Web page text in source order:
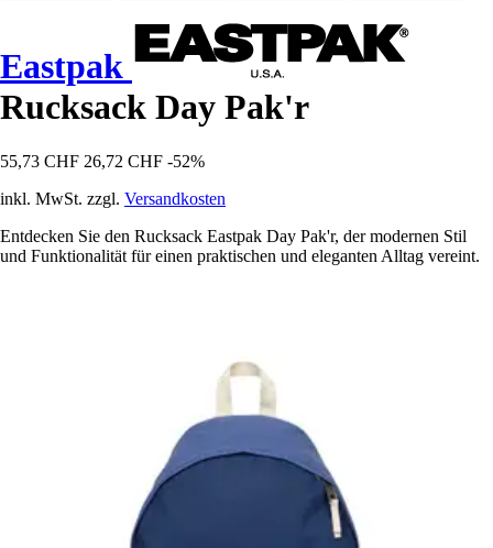
Eastpak
Rucksack Day Pak'r
55,73 CHF 26,72 CHF -52%
inkl. MwSt. zzgl. Versandkosten
Entdecken Sie den Rucksack Eastpak Day Pak'r, der modernen Stil
und Funktionalität für einen praktischen und eleganten Alltag vereint.